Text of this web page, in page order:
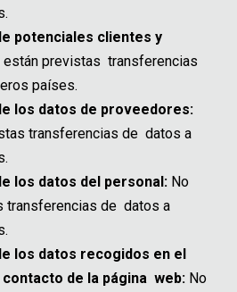
potenciales clientes y
están previstas transferencias
países.
los datos de proveedores:
transferencias de datos a
los datos del personal: No
transferencias de datos a
los datos recogidos en el
de la página web: No